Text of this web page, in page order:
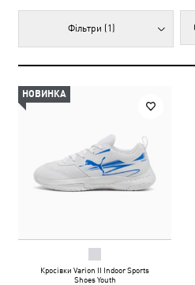
Фільтри (1)
НОВИНКА
Кросівки Varion II Indoor Sports
Shoes Youth